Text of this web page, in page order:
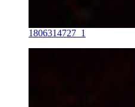
1806314727_1